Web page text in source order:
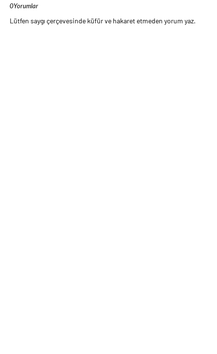
0Yorumlar
Lütfen saygı çerçevesinde küfür ve hakaret etmeden yorum yaz.